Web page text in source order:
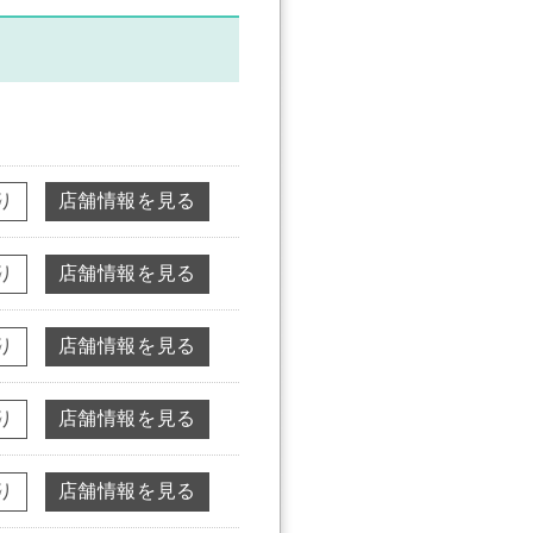
店舗情報を見る
店舗情報を見る
店舗情報を見る
店舗情報を見る
店舗情報を見る